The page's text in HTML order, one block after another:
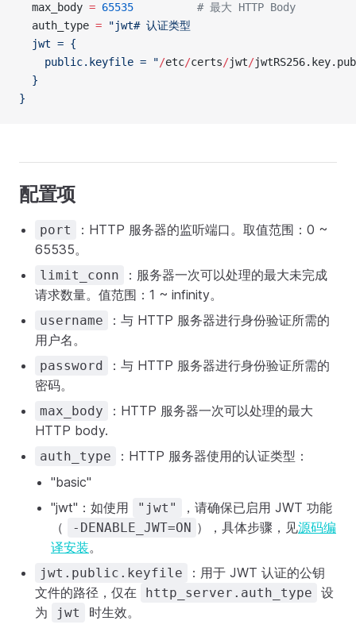
  max_body
= 65535
          # 最大 HTTP Body
  auth_type
= "jwt# 认证类型
  jwt = {
    public.keyfile = "
/etc/certs/jwt/jwtRS256.key.pub
  }
}
配置项
port
：HTTP 服务器的监听端口。取值范围：0 ~
65535。
limit_conn
：服务器一次可以处理的最大未完成
请求数量。值范围：1 ~ infinity。
username
：与 HTTP 服务器进行身份验证所需的
用户名。
password
：与 HTTP 服务器进行身份验证所需的
密码。
max_body
：HTTP 服务器一次可以处理的最大
HTTP body.
auth_type
：HTTP 服务器使用的认证类型：
"basic"
"jwt"：如使用
"jwt"
，请确保已启用 JWT 功能
（
-DENABLE_JWT=ON ），具体步骤，见源码编
译安装。
jwt.public.keyfile
：用于 JWT 认证的公钥
文件的路径，仅在
http_server.auth_type
设
为
jwt 时生效。